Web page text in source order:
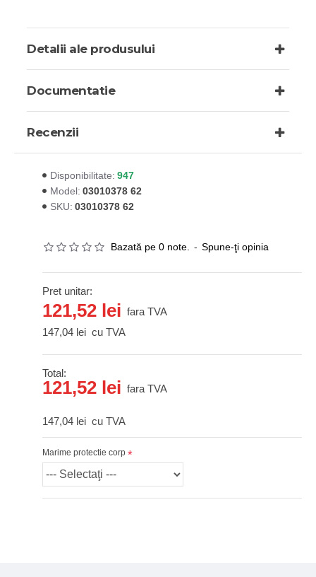
Detalii ale produsului
Documentatie
Recenzii
Disponibilitate: 947
Model: 03010378 62
SKU: 03010378 62
Bazată pe 0 note. - Spune-ţi opinia
Pret unitar:
121,52 lei fara TVA
147,04 lei cu TVA
Total:
121,52 lei fara TVA
147,04 lei cu TVA
Marime protectie corp